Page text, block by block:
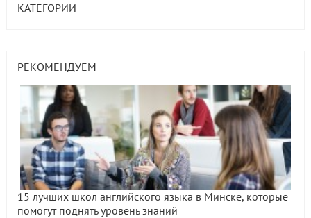
КАТЕГОРИИ
РЕКОМЕНДУЕМ
15 лучших школ английского языка в Минске, которые
помогут поднять уровень знаний